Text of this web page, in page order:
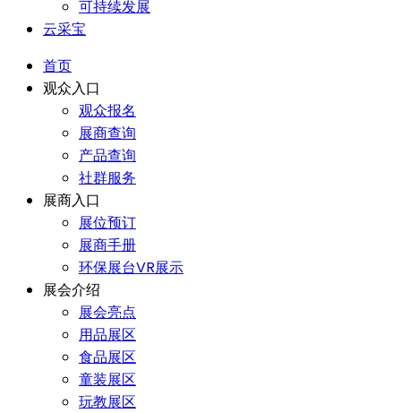
可持续发展
云采宝
首页
观众入口
观众报名
展商查询
产品查询
社群服务
展商入口
展位预订
展商手册
环保展台VR展示
展会介绍
展会亮点
用品展区
食品展区
童装展区
玩教展区